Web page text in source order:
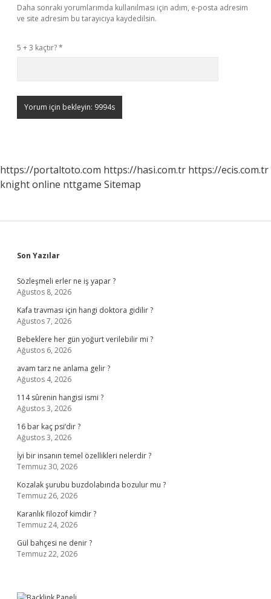
Daha sonraki yorumlarımda kullanılması için adım, e-posta adresim
ve site adresim bu tarayıcıya kaydedilsin.
5 + 3 kaçtır?*
https://portaltoto.com https://hasi.com.tr https://ecis.com.tr
knight online nttgame Sitemap
Sidebar
Son Yazılar
Sözleşmeli erler ne iş yapar ?
Ağustos 8, 2026
Kafa travması için hangi doktora gidilir ?
Ağustos 7, 2026
Bebeklere her gün yoğurt verilebilir mi ?
Ağustos 6, 2026
avam tarz ne anlama gelir ?
Ağustos 4, 2026
114 sûrenin hangisi ismi ?
Ağustos 3, 2026
16 bar kaç psi’dir ?
Ağustos 3, 2026
İyi bir insanın temel özellikleri nelerdir ?
Temmuz 30, 2026
Kozalak şurubu buzdolabında bozulur mu ?
Temmuz 26, 2026
Karanlık filozof kimdir ?
Temmuz 24, 2026
Gül bahçesi ne denir ?
Temmuz 22, 2026